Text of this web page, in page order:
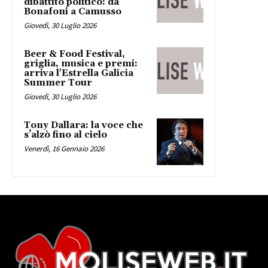
Bonafoni a Camusso
Giovedì, 30 Luglio 2026
Beer & Food Festival,
griglia, musica e premi:
arriva l'Estrella Galicia
Summer Tour
Giovedì, 30 Luglio 2026
Tony Dallara: la voce che
s’alzò fino al cielo
Venerdì, 16 Gennaio 2026